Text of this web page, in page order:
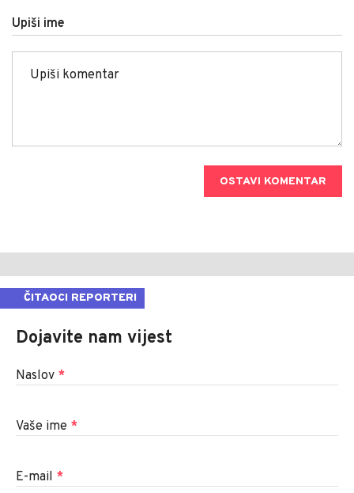
Upiši ime
OSTAVI KOMENTAR
ČITAOCI REPORTERI
Dojavite nam vijest
Naslov *
Vaše ime *
E-mail *